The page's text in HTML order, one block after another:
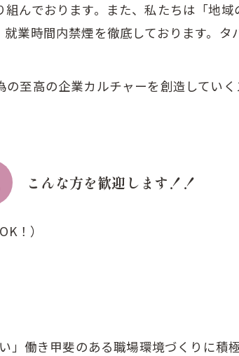
んでおります。また、私たちは「地域
業時間内禁煙を徹底しております。
至高の企業カルチャーを創造していく
こんな方を歓迎します！！
！）
働き甲斐のある職場環境づくりに積